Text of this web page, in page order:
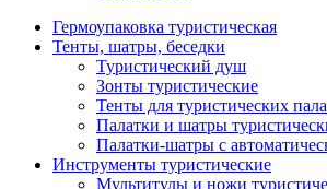
Гермоупаковка туристическая
Тенты, шатры, беседки
Туристический душ
Зонты туристические
Тенты для туристических
Палатки и шатры
Палатки-шатры с
Инструменты туристические
Мультитулы и ножи